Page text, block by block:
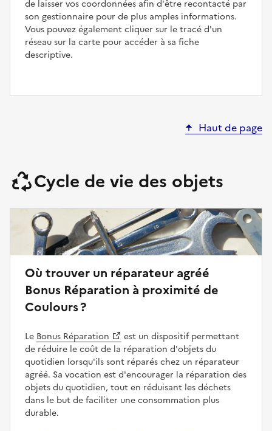
de laisser vos coordonnées afin d'être recontacté par
son gestionnaire pour de plus amples informations.
Vous pouvez également cliquer sur le tracé d'un
réseau sur la carte pour accéder à sa fiche
descriptive.
Haut de page
Cycle de vie des objets
Où trouver un réparateur agréé
Bonus Réparation à proximité de
Coulours ?
Le Bonus Réparation
est un dispositif permettant
de réduire le coût de la réparation d'objets du
quotidien lorsqu'ils sont réparés chez un réparateur
agréé. Sa vocation est d'encourager la réparation des
objets du quotidien, tout en réduisant les déchets
dans le but de faciliter une consommation plus
durable.